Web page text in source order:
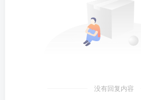
没有回复内容